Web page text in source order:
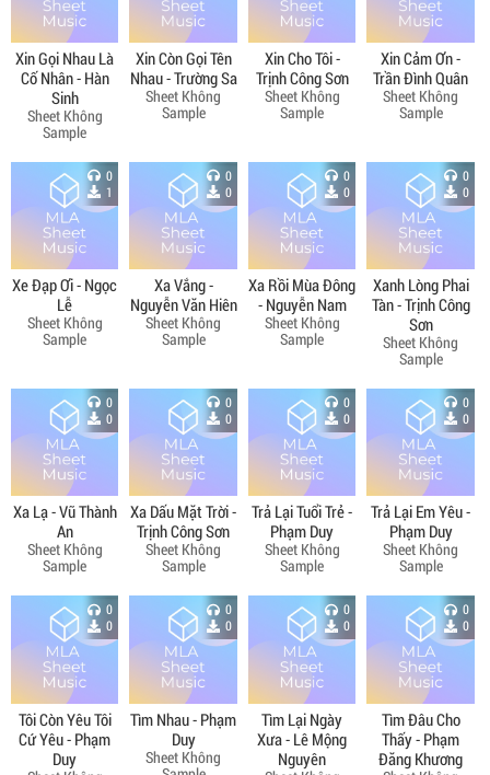
Xin Gọi Nhau Là
Cố Nhân - Hàn
Sinh
Sheet Không
Sample
Xin Còn Gọi Tên
Nhau - Trường Sa
Sheet Không
Sample
Xin Cho Tôi -
Trịnh Công Sơn
Sheet Không
Sample
Xin Cảm Ơn -
Trần Đình Quân
Sheet Không
Sample
0
1
Xe Đạp Ơi - Ngọc
Lễ
Sheet Không
Sample
0
0
Xa Vắng -
Nguyễn Văn Hiên
Sheet Không
Sample
0
0
Xa Rồi Mùa Đông
- Nguyễn Nam
Sheet Không
Sample
0
0
Xanh Lòng Phai
Tàn - Trịnh Công
Sơn
Sheet Không
Sample
0
0
Xa Lạ - Vũ Thành
An
Sheet Không
Sample
0
0
Xa Dấu Mặt Trời -
Trịnh Công Sơn
Sheet Không
Sample
0
0
Trả Lại Tuổi Trẻ -
Phạm Duy
Sheet Không
Sample
0
0
Trả Lại Em Yêu -
Phạm Duy
Sheet Không
Sample
0
0
Tôi Còn Yêu Tôi
Cứ Yêu - Phạm
Duy
0
0
Tìm Nhau - Phạm
Duy
Sheet Không
0
0
Tìm Lại Ngày
Xưa - Lê Mộng
Nguyên
0
0
Tìm Đâu Cho
Thấy - Phạm
Đăng Khương